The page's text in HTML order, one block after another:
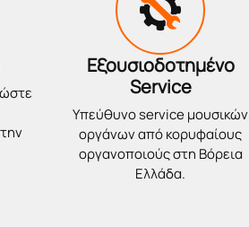
Εξουσιοδοτημένο
Service
Υπεύθυνο service μουσικών
οργάνων από κορυφαίους
οργανοποιούς στη Βόρεια
Ελλάδα.